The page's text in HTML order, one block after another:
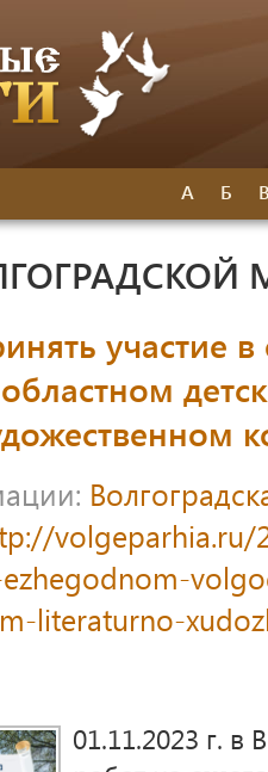
А Б
участие
volgeparhia.ru/
literaturno-
01.11.2023 г. в